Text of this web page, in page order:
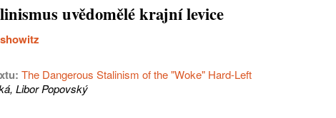
uvědomělé krajní levice
The Dangerous Stalinism of the "Woke" Hard-Left
Libor Popovský